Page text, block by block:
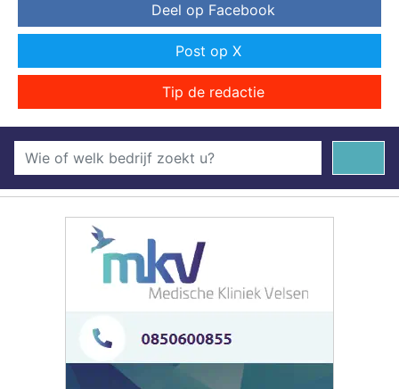
Deel op Facebook
Post op X
Tip de redactie